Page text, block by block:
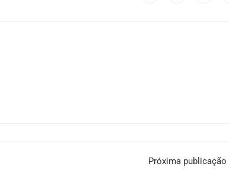
Próxima publicação